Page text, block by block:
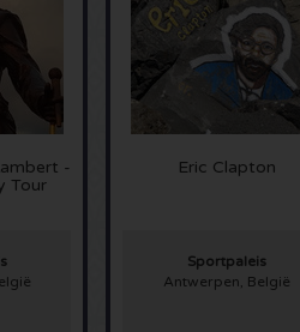
-
Tour
Eric Clapton
Sportpaleis
Antwerpen, België